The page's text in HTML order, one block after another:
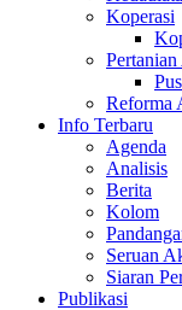
Koperasi
Reforma
Info Terbaru
Agenda
Analisis
Berita
Kolom
Seruan
Siaran
Publikasi